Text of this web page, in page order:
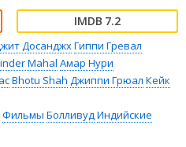
7.2
ДосанджхГиппи Гревал
Mahal Амар Нури
Bhotu Shah Джиппи Грюал Кейк
Фильмы БолливудИндийские